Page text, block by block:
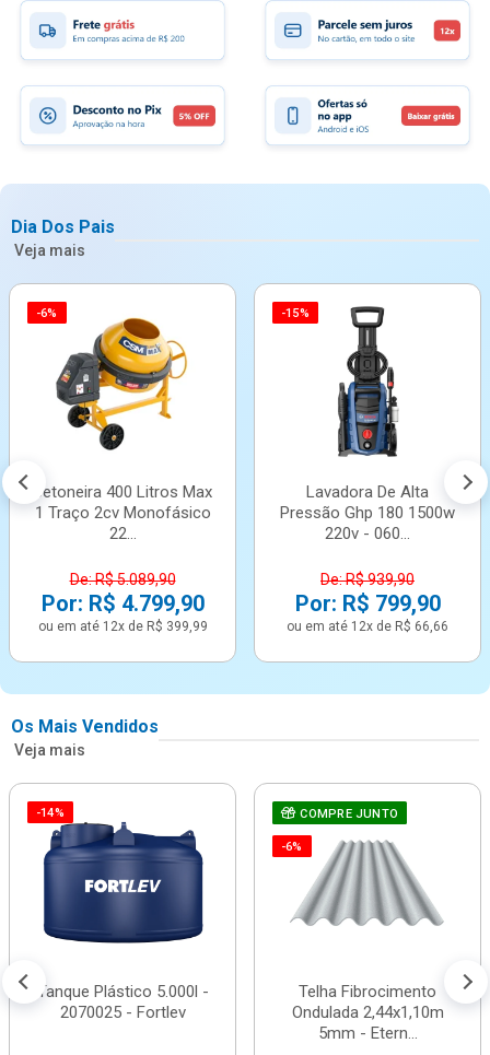
Dia Dos Pais
Veja mais
-6%
Betoneira 400 Litros Max
1 Traço 2cv Monofásico
22...
De: R$ 5.089,90
Por: R$ 4.799,90
ou em até 12x de R$ 399,99
-15%
Lavadora De Alta
Pressão Ghp 180 1500w
220v - 060...
De: R$ 939,90
Por: R$ 799,90
ou em até 12x de R$ 66,66
Os Mais Vendidos
Veja mais
-14%
Tanque Plástico 5.000l -
2070025 - Fortlev
COMPRE JUNTO
-6%
Telha Fibrocimento
Ondulada 2,44x1,10m
5mm - Etern...